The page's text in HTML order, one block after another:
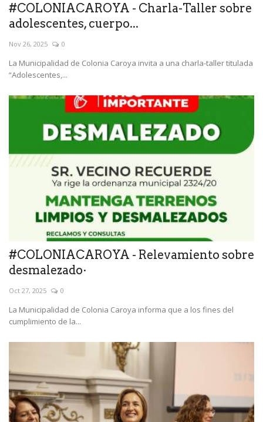
#COLONIACAROYA - Charla-Taller sobre
adolescentes, cuerpo...
Nov 26, 2025 0
La Municipalidad de Colonia Caroya invita a una charla-taller titulada
“Adolescentes,...
#COLONIACAROYA - Relevamiento sobre
desmalezado·
Oct 27, 2025 0
La Municipalidad de Colonia Caroya informa que a los fines del
cumplimiento de la...